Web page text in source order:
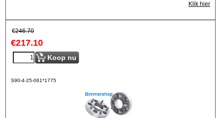
Klik hier
€246.70
€217.10
Koop nu
S90-4-25-061*1775